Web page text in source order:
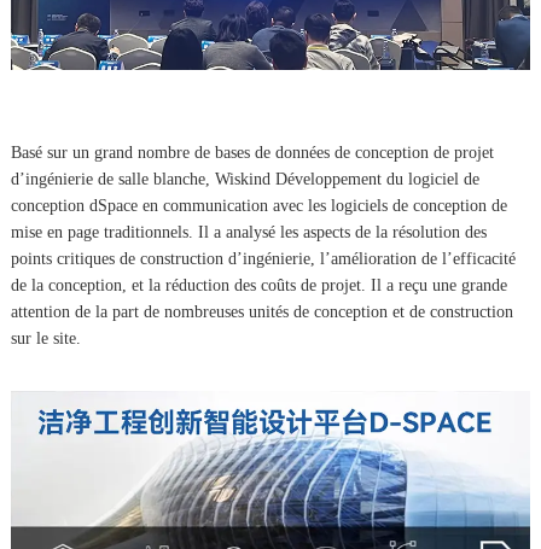
Basé sur un grand nombre de bases de données de conception de projet
d’ingénierie de salle blanche, Wiskind Développement du logiciel de
conception dSpace en communication avec les logiciels de conception de
mise en page traditionnels. Il a analysé les aspects de la résolution des
points critiques de construction d’ingénierie, l’amélioration de l’efficacité
de la conception, et la réduction des coûts de projet. Il a reçu une grande
attention de la part de nombreuses unités de conception et de construction
sur le site.